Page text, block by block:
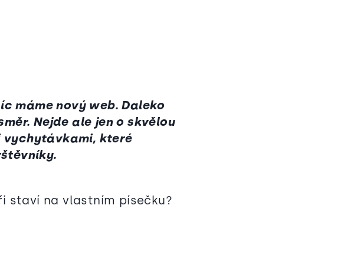
máme nový web. Daleko
Nejde ale jen o skvělou
vychytávkami, které
staví na vlastním písečku?